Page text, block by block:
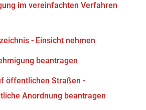
im vereinfachten Verfahren
- Einsicht nehmen
beantragen
öffentlichen Straßen -
Anordnung beantragen